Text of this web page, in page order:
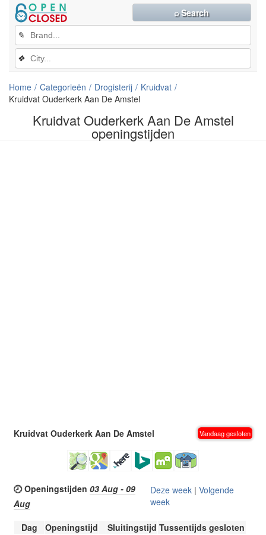
Kruidvat Ouderkerk Aan De Amstel
openingstijden
✎
❖
⌕ Search
Home Categorieën Drogisterij
Kruidvat
Kruidvat Ouderkerk Aan De Amstel
Kruidvat Ouderkerk Aan De Amstel Vandaag gesloten
🕗 Openingstijden 03 Aug - 09
Aug
Deze week| Volgende
week
Dag Openingstijd Sluitingstijd Tussentijds gesloten